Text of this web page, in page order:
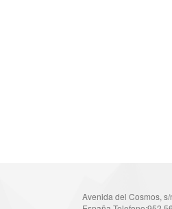
Avenida del Cosmos,